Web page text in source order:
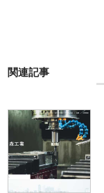
関連記事